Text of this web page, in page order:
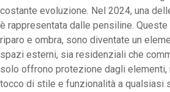
costante evoluzione. Nel 2024, una
è rappresentata dalle pensiline.
riparo e ombra, sono diventate un
spazi esterni, sia residenziali che
solo offrono protezione dagli elementi,
tocco di stile e funzionalità a qualsiasi